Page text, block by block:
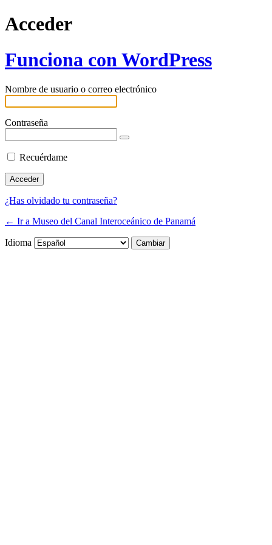
Acceder
Funciona con WordPress
Nombre de usuario o correo electrónico
Contraseña
Recuérdame
¿Has olvidado tu contraseña?
← Ir a Museo del Canal Interoceánico de Panamá
Idioma